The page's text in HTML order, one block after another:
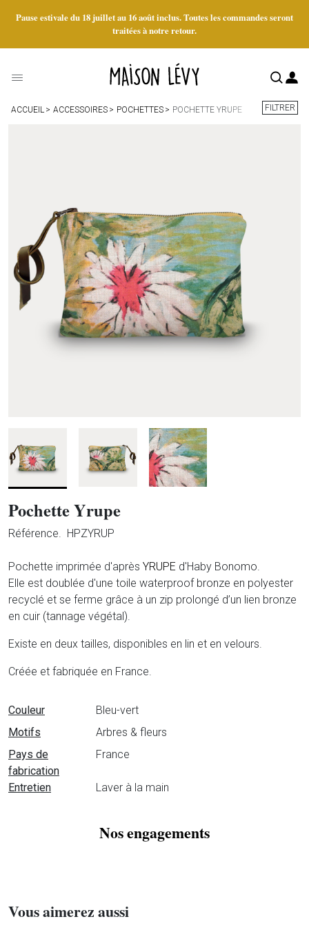
Pause estivale du 18 juillet au 16 août inclus. Toutes les commandes seront
traitées à notre retour.
ACCUEIL ACCESSOIRES POCHETTES POCHETTE YRUPE FILTRER
Pochette Yrupe
Référence. HPZYRUP
Pochette imprimée d'après YRUPE d'Haby Bonomo.
Elle est doublée d'une toile waterproof bronze en polyester
recyclé et se ferme grâce à un zip prolongé d’un lien bronze
en cuir (tannage végétal).
Existe en deux tailles, disponibles en lin et en velours.
Créée et fabriquée en France.
Fiche technique
Couleur
Bleu-vert
Motifs
Arbres & fleurs
Pays de
fabrication
France
Entretien Laver à la main
Nos engagements
Vous aimerez aussi